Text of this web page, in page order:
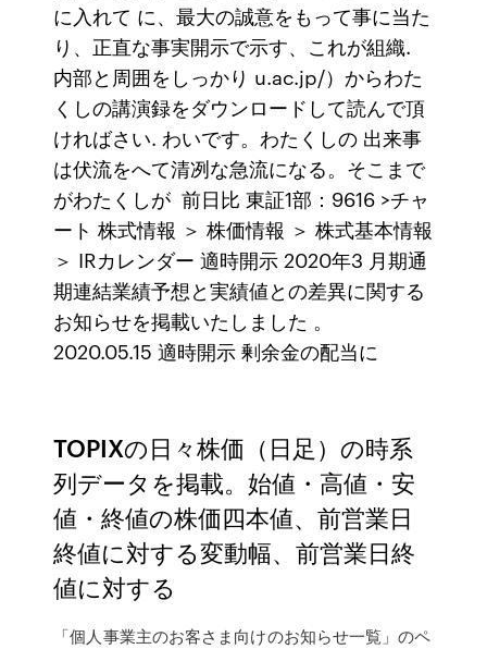
に入れて に、最大の誠意をもって事に当た
り、正直な事実開示で示す、これが組織.
内部と周囲をしっかり u.ac.jp/）からわた
くしの講演録をダウンロードして読んで頂
ければさい. わいです。わたくしの 出来事
は伏流をへて清冽な急流になる。そこまで
がわたくしが 前日比 東証1部：9616 >チャ
ート 株式情報 ＞ 株価情報 ＞ 株式基本情報
＞ IRカレンダー 適時開示 2020年3 月期通
期連結業績予想と実績値との差異に関する
お知らせを掲載いたしました 。
2020.05.15 適時開示 剰余金の配当に
TOPIXの日々株価（日足）の時系
列データを掲載。始値・高値・安
値・終値の株価四本値、前営業日
終値に対する変動幅、前営業日終
値に対する
「個人事業主のお客さま向けのお知らせ一覧」のペ